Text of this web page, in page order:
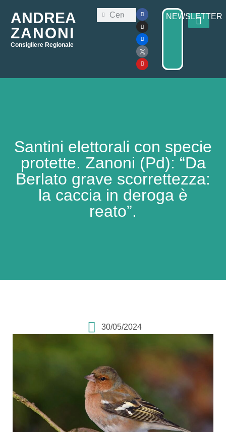
ANDREA
ZANONI
Consigliere Regionale
NEWSLETTER
Santini elettorali con specie
protette. Zanoni (Pd): “Da
Berlato grave scorrettezza:
la caccia in deroga è
reato”.
30/05/2024